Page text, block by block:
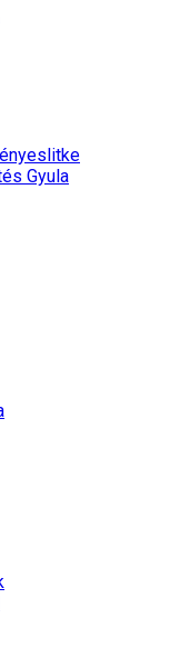
Gyula